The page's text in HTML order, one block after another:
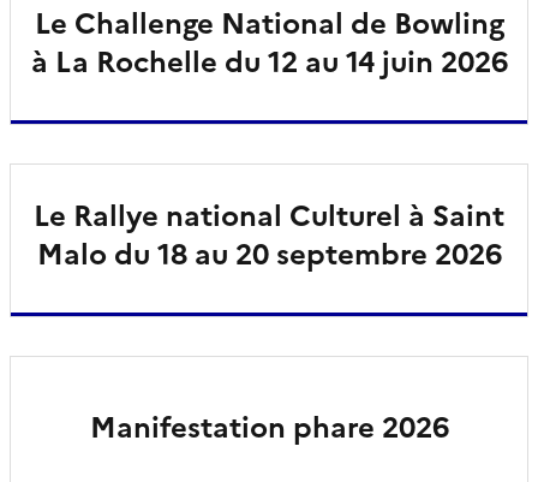
Le Challenge National de Bowling
à La Rochelle du 12 au 14 juin 2026
Le Rallye national Culturel à Saint
Malo du 18 au 20 septembre 2026
Manifestation phare 2026